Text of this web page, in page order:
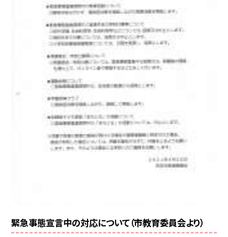
緊急事態宣言中の対応について（市教育委員会より）